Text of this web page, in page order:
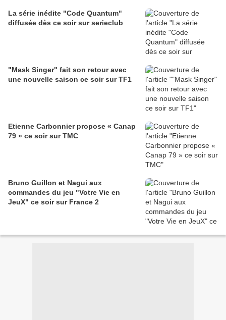
La série inédite "Code Quantum"
diffusée dès ce soir sur serieclub
"Mask Singer" fait son retour avec
une nouvelle saison ce soir sur TF1
Etienne Carbonnier propose « Canap
79 » ce soir sur TMC
Bruno Guillon et Nagui aux
commandes du jeu "Votre Vie en
JeuX" ce soir sur France 2